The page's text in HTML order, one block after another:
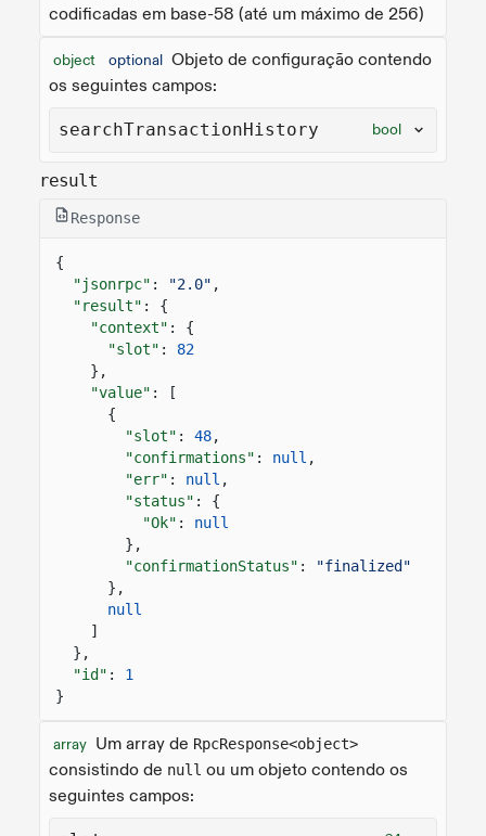
codificadas em base-58 (até um máximo de 256)
object optional Objeto de configuração contendo
os seguintes campos:
searchTransactionHistory bool
result
Response
{
"jsonrpc" : "2.0" ,
"result" : {
"context" : {
"slot" :
82
},
"value" : [
{
"slot" : 48,
"confirmations" : null ,
"err" : null ,
"status" : {
"Ok" :
null
},
"confirmationStatus" :
"finalized"
},
null
]
},
"id" :
1
}
array Um array de RpcResponse<object>
consistindo de null ou um objeto contendo os
seguintes campos: